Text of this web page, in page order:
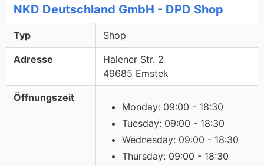
NKD Deutschland GmbH - DPD Shop
Typ Shop
Adresse
Halener Str. 2
49685 Emstek
Öffnungszeit
Monday: 09:00 - 18:30
Tuesday: 09:00 - 18:30
Wednesday: 09:00 - 18:30
Thursday: 09:00 - 18:30